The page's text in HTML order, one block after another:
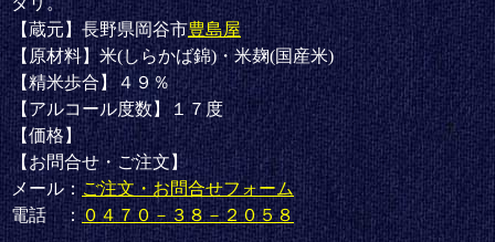
【蔵元】長野県岡谷市豊島屋
【原材料】米(しらかば錦)・米麹(国産米)
【精米歩合】４９％
【アルコール度数】１７度
【価格】
【お問合せ・ご注文】
メール： ご注文・お問合せフォーム
電話 ：０４７０－３８－２０５８